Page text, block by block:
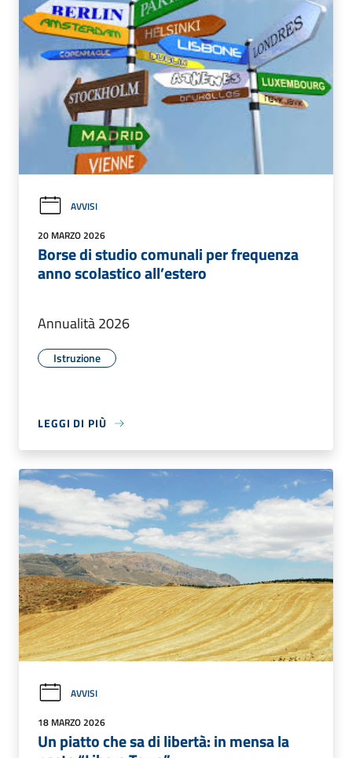
AVVISI
20 MARZO 2026
Borse di studio comunali per frequenza
anno scolastico all’estero
Annualità 2026
Istruzione
LEGGI DI PIÙ
AVVISI
18 MARZO 2026
Un piatto che sa di libertà: in mensa la